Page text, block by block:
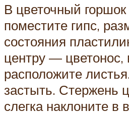
В цветочный
поместите гипс,
состояния
центру — цветонос,
расположите
застыть. Стержень
слегка наклоните в